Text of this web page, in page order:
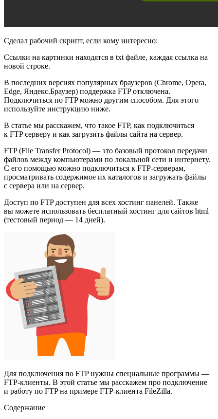
Сделал рабочий скрипт, если кому интересно:
Ссылки на картинки находятся в txt файле, каждая ссылка на
новой строке.
В последних версиях популярных браузеров (Chrome, Opera,
Edge, Яндекс.Браузер) поддержка FTP отключена.
Подключиться по FTP можно другим способом. Для этого
используйте инструкцию ниже.
В статье мы расскажем, что такое FTP, как подключиться
к FTP серверу и как загрузить файлы сайта на сервер.
FTP (File Transfer Protocol) — это базовый протокол передачи
файлов между компьютерами по локальной сети и интернету.
С его помощью можно подключиться к FTP-серверам,
просматривать содержимое их каталогов и загружать файлы
с сервера или на сервер.
Доступ по FTP доступен для всех хостинг панелей. Также
вы можете использовать бесплатный хостинг для сайтов html
(тестовый период — 14 дней).
Для подключения по FTP нужны специальные программы —
FTP-клиенты. В этой статье мы расскажем про подключение
и работу по FTP на примере FTP-клиента FileZilla.
Содержание